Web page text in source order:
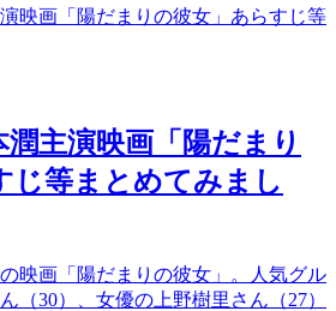
主演映画「陽だまり
じ等まとめてみまし
映画「陽だまりの彼女」。人気グル
（30）、女優の上野樹里さん（27）